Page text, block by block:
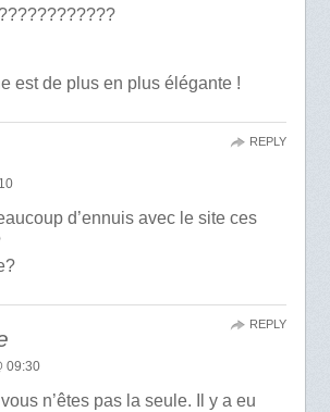
est de plus en plus élégante !
d’ennuis avec le site ces
REPLY
09:30
n’êtes pas la seule. Il y a eu
REPLY